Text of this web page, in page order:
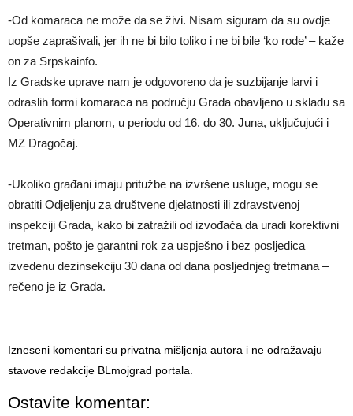
-Od komaraca ne može da se živi. Nisam siguram da su ovdje
uopše zaprašivali, jer ih ne bi bilo toliko i ne bi bile ‘ko rode’ – kaže
on za Srpskainfo.
Iz Gradske uprave nam je odgovoreno da je suzbijanje larvi i
odraslih formi komaraca na području Grada obavljeno u skladu sa
Operativnim planom, u periodu od 16. do 30. Juna, uključujući i
MZ Dragočaj.
-Ukoliko građani imaju pritužbe na izvršene usluge, mogu se
obratiti Odjeljenju za društvene djelatnosti ili zdravstvenoj
inspekciji Grada, kako bi zatražili od izvođača da uradi korektivni
tretman, pošto je garantni rok za uspješno i bez posljedica
izvedenu dezinsekciju 30 dana od dana posljednjeg tretmana –
rečeno je iz Grada.
Izneseni komentari su privatna mišljenja autora i ne odražavaju
stavove redakcije BLmojgrad portala.
Ostavite komentar: